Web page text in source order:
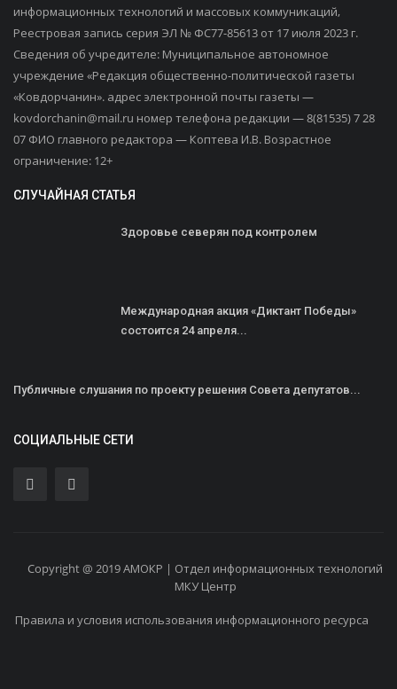
информационных технологий и массовых коммуникаций,
Реестровая запись серия ЭЛ № ФС77-85613 от 17 июля 2023 г.
Сведения об учредителе: Муниципальное автономное
учреждение «Редакция общественно-политической газеты
«Ковдорчанин». адрес электронной почты газеты —
kovdorchanin@mail.ru номер телефона редакции — 8(81535) 7 28
07 ФИО главного редактора — Коптева И.В. Возрастное
ограничение: 12+
СЛУЧАЙНАЯ СТАТЬЯ
Здоровье северян под контролем
Международная акция «Диктант Победы»
состоится 24 апреля...
Публичные слушания по проекту решения Совета депутатов...
СОЦИАЛЬНЫЕ СЕТИ
Copyright @ 2019 АМОКР | Отдел информационных технологий
МКУ Центр
Правила и условия использования информационного ресурса